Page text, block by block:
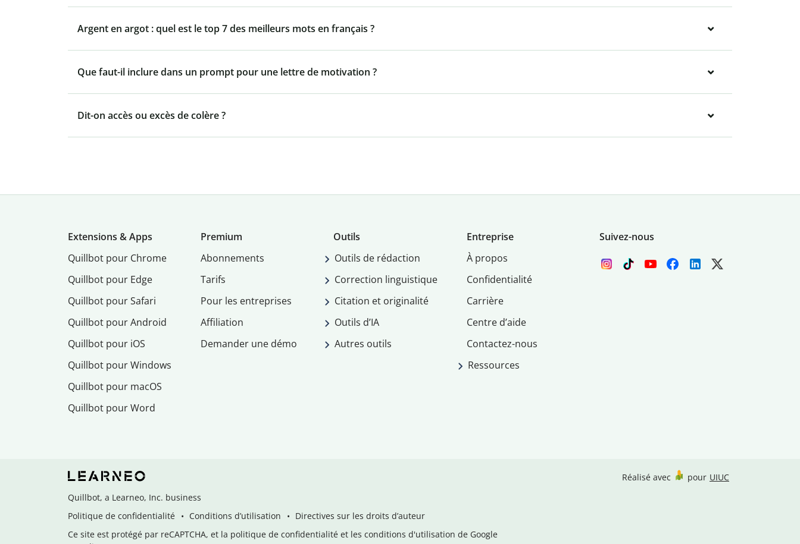
Argent en argot : quel est le top 7 des meilleurs mots en français ?
Que faut-il inclure dans un prompt pour une lettre de motivation ?
Dit-on accès ou excès de colère ?
Extensions & Apps
Quillbot pour Chrome
Quillbot pour Edge
Quillbot pour Safari
Quillbot pour Android
Quillbot pour iOS
Quillbot pour Windows
Quillbot pour macOS
Quillbot pour Word
Premium
Abonnements
Tarifs
Pour les entreprises
Affiliation
Demander une démo
Outils
Outils de rédaction
Correction linguistique
Citation et originalité
Outils d’IA
Autres outils
Entreprise
À propos
Confidentialité
Carrière
Centre d’aide
Contactez-nous
Ressources
Suivez-nous
Quillbot, a Learneo, Inc. business
Politique de confidentialité
Conditions d’utilisation
Directives sur les droits d’auteur
Ce site est protégé par reCAPTCHA, et la politique de confidentialité et les conditions d'utilisation de Google
Réalisé avec pour UIUC